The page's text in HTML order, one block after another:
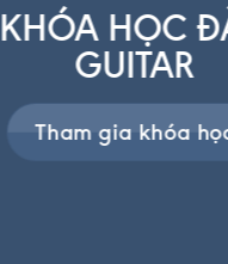
KHÓA HỌC
GUITAR
Tham gia khóa